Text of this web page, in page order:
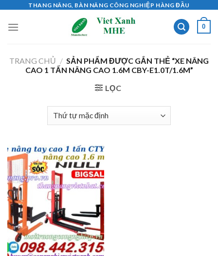
content
THANG NÂNG, BÀN NÂNG CÔNG NGHIỆP HÀNG ĐẦU
0
TRANG CHỦ / SẢN PHẨM ĐƯỢC GẮN THẺ “XE NÂNG
CAO 1 TẤN NÂNG CAO 1.6M CBY-E1.0T/1.6M”
LỌC